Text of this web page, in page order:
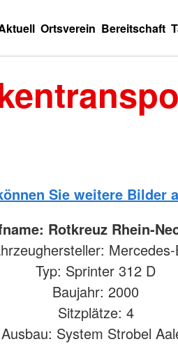
Ortsverein Bereitschaft
Sie weitere Bilder
Rotkreuz Rhein-
Typ: Sprinter 312 D
Baujahr: 2000
Sitzplätze: 4
Ausbau: System Strobel